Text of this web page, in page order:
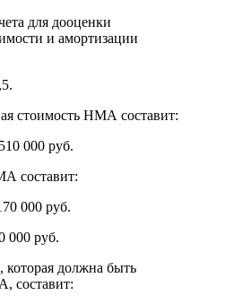
для дооценки
и амортизации
стоимость НМА составит:
000 руб.
составит:
000 руб.
000 руб.
должна быть
составит: